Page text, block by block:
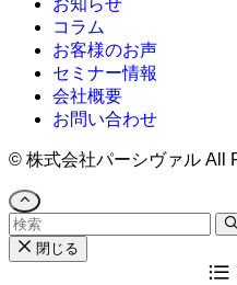
コラム
お客様のお声
セミナー情報
会社概要
お問い合わせ
© 株式会社パーシヴァル All
閉じる